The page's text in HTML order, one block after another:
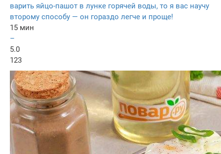
варить яйцо-пашот в лунке горячей воды, то я вас научу
второму способу — он гораздо легче и проще!
15 мин
–
5.0
123